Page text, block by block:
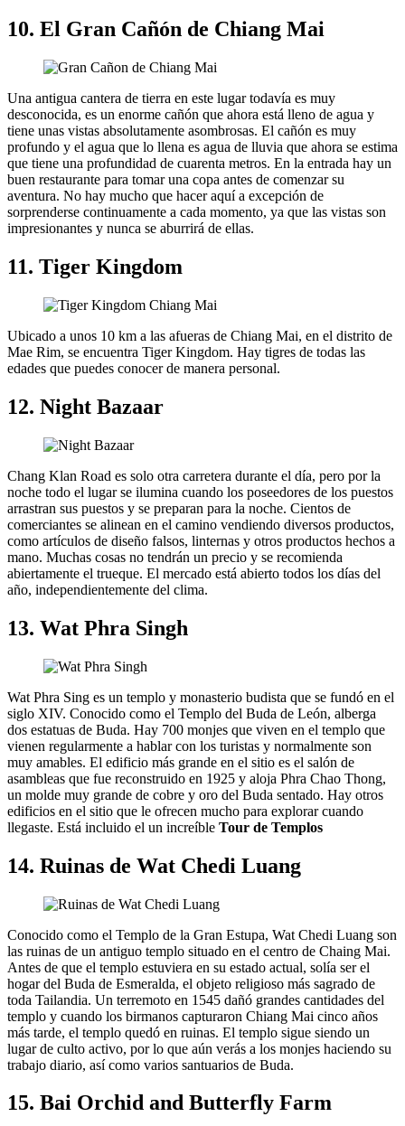
10. El Gran Cañón de Chiang Mai
Una antigua cantera de tierra en este lugar todavía es muy
desconocida, es un enorme cañón que ahora está lleno de agua y
tiene unas vistas absolutamente asombrosas. El cañón es muy
profundo y el agua que lo llena es agua de lluvia que ahora se estima
que tiene una profundidad de cuarenta metros. En la entrada hay un
buen restaurante para tomar una copa antes de comenzar su
aventura. No hay mucho que hacer aquí a excepción de
sorprenderse continuamente a cada momento, ya que las vistas son
impresionantes y nunca se aburrirá de ellas.
11. Tiger Kingdom
Ubicado a unos 10 km a las afueras de Chiang Mai, en el distrito de
Mae Rim, se encuentra Tiger Kingdom. Hay tigres de todas las
edades que puedes conocer de manera personal.
12. Night Bazaar
Chang Klan Road es solo otra carretera durante el día, pero por la
noche todo el lugar se ilumina cuando los poseedores de los puestos
arrastran sus puestos y se preparan para la noche. Cientos de
comerciantes se alinean en el camino vendiendo diversos productos,
como artículos de diseño falsos, linternas y otros productos hechos a
mano. Muchas cosas no tendrán un precio y se recomienda
abiertamente el trueque. El mercado está abierto todos los días del
año, independientemente del clima.
13. Wat Phra Singh
Wat Phra Sing es un templo y monasterio budista que se fundó en el
siglo XIV. Conocido como el Templo del Buda de León, alberga
dos estatuas de Buda. Hay 700 monjes que viven en el templo que
vienen regularmente a hablar con los turistas y normalmente son
muy amables. El edificio más grande en el sitio es el salón de
asambleas que fue reconstruido en 1925 y aloja Phra Chao Thong,
un molde muy grande de cobre y oro del Buda sentado. Hay otros
edificios en el sitio que le ofrecen mucho para explorar cuando
llegaste. Está incluido el un increíble Tour de Templos
14. Ruinas de Wat Chedi Luang
Conocido como el Templo de la Gran Estupa, Wat Chedi Luang son
las ruinas de un antiguo templo situado en el centro de Chaing Mai.
Antes de que el templo estuviera en su estado actual, solía ser el
hogar del Buda de Esmeralda, el objeto religioso más sagrado de
toda Tailandia. Un terremoto en 1545 dañó grandes cantidades del
templo y cuando los birmanos capturaron Chiang Mai cinco años
más tarde, el templo quedó en ruinas. El templo sigue siendo un
lugar de culto activo, por lo que aún verás a los monjes haciendo su
trabajo diario, así como varios santuarios de Buda.
15. Bai Orchid and Butterfly Farm